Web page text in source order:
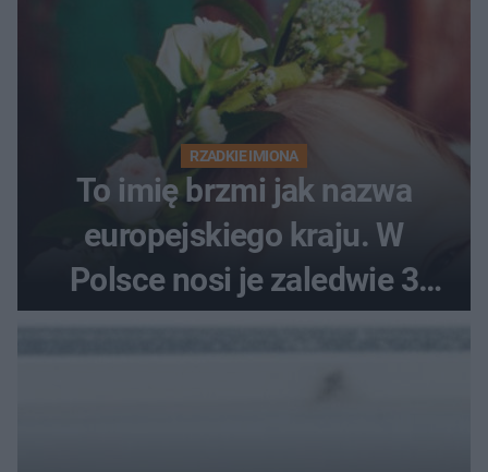
RZADKIE IMIONA
To imię brzmi jak nazwa
europejskiego kraju. W
Polsce nosi je zaledwie 3